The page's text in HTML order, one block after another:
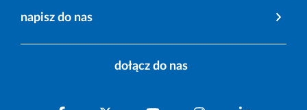
napisz do nas
dołącz do nas